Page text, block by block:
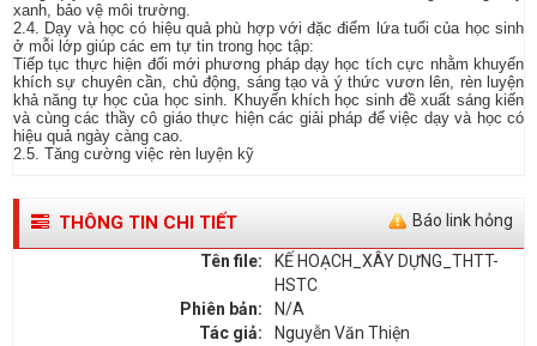
xanh, bảo vệ môi trường.
2.4. Dạy và học có hiệu quả phù hợp với đặc điểm lứa tuổi của học sinh
ở mỗi lớp giúp các em tự tin trong học tập:
Tiếp tục thực hiện đổi mới phương pháp dạy học tích cực nhằm khuyến
khích sự chuyên cần, chủ động, sáng tạo và ý thức vươn lên, rèn luyện
khả năng tự học của học sinh. Khuyến khích học sinh đề xuất sáng kiến
và cùng các thầy cô giáo thực hiện các giải pháp để việc dạy và học có
hiệu quả ngày càng cao.
2.5. Tăng cường việc rèn luyện kỹ
Báo link hỏng
THÔNG TIN CHI TIẾT
Tên file:
KẾ HOẠCH_XÂY DỰNG_THTT-
HSTC
Phiên bản:
N/A
Tác giả:
Nguyễn Văn Thiện